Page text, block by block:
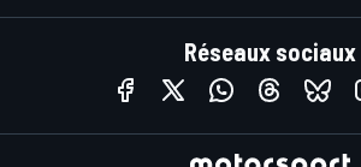
Réseaux sociaux